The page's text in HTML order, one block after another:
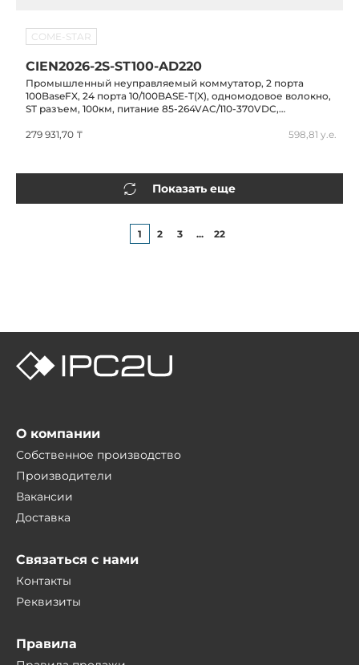
COME-STAR
CIEN2026-2S-ST100-AD220
Промышленный неуправляемый коммутатор, 2 порта
100BaseFX, 24 порта 10/100BASE-T(X), одномодовое волокно,
ST разъем, 100км, питание 85-264VAC/110-370VDC,
279 931,70 ₸
598,81 у.е.
Показать еще
1 2 3 ... 22
О компании
Собственное производство
Производители
Вакансии
Доставка
Связаться с нами
Контакты
Реквизиты
Правила